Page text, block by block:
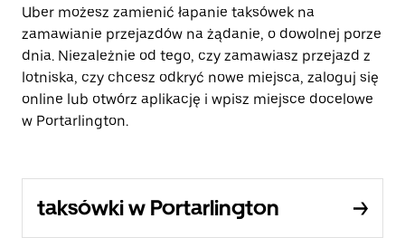
Uber możesz zamienić łapanie taksówek na
zamawianie przejazdów na żądanie, o dowolnej porze
dnia. Niezależnie od tego, czy zamawiasz przejazd z
lotniska, czy chcesz odkryć nowe miejsca, zaloguj się
online lub otwórz aplikację i wpisz miejsce docelowe
w Portarlington.
taksówki w Portarlington